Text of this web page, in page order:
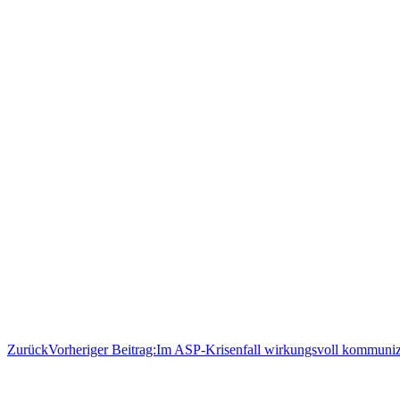
ZurückVorheriger Beitrag:Im ASP-Krisenfall wirkungsvoll